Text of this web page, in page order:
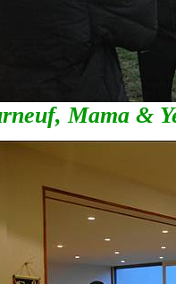
Mama &